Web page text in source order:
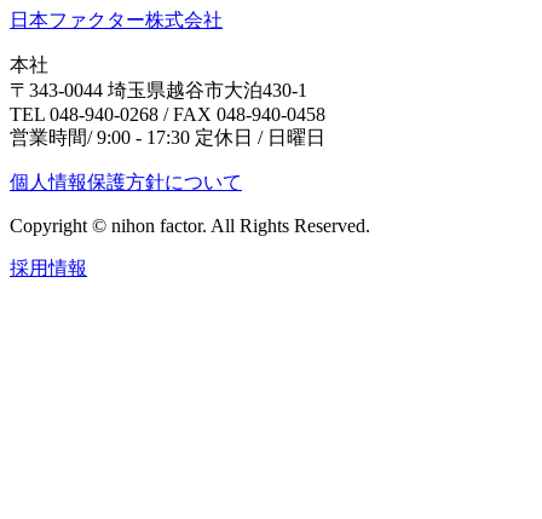
日本ファクター株式会社
本社
〒343-0044 埼玉県越谷市大泊430-1
TEL 048-940-0268 / FAX 048-940-0458
営業時間/ 9:00 - 17:30 定休日 / 日曜日
個人情報保護方針について
Copyright © nihon factor. All Rights Reserved.
採用情報